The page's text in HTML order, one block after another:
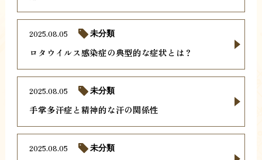
ロタウイルス感染症の典型的な症状とは？
2025.08.05 未分類
手掌多汗症と精神的な汗の関係性
2025.08.05 未分類
2025.08.05 未分類